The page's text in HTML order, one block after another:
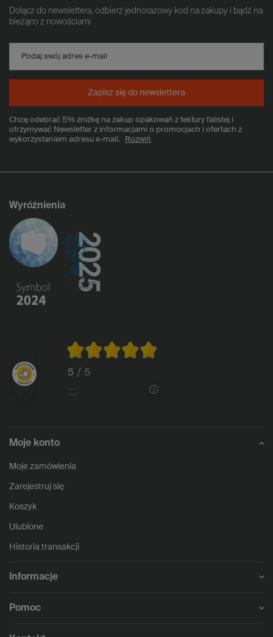
Dołącz do newslettera, odbierz jednorazowy kod na zakupy i bądź na
bieżąco z nowościami
Podaj swój adres e-mail
Chcę odebrać 5% zniżkę na zakup opakowań z tektury falistej i
otrzymywać Newsletter z informacjami o promocjach i ofertach z
wykorzystaniem adresu e-mail.
Rozwiń
Zapisz się do newslettera
Wyróżnienia
5 / 5
Moje konto
Moje zamówienia
Zarejestruj się
Koszyk
Ulubione
Historia transakcji
Informacje
Pomoc